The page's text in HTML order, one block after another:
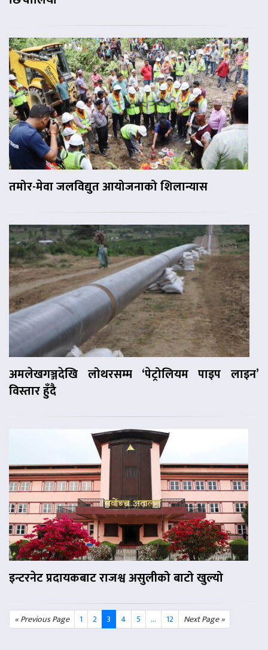
तमोर-मेवा जलविद्युत आयोजनाको शिलान्यास
अमलेखगञ्जदेखि लोथरसम्म ‘पेट्रोलियम पाइप लाइन’
विस्तार हुँदै
इन्टरनेट प्रदायकबाट राजश्व असुलीको बाटो खुल्यो
« Previous Page 1 2 3 4 5 ... 12 Next Page »